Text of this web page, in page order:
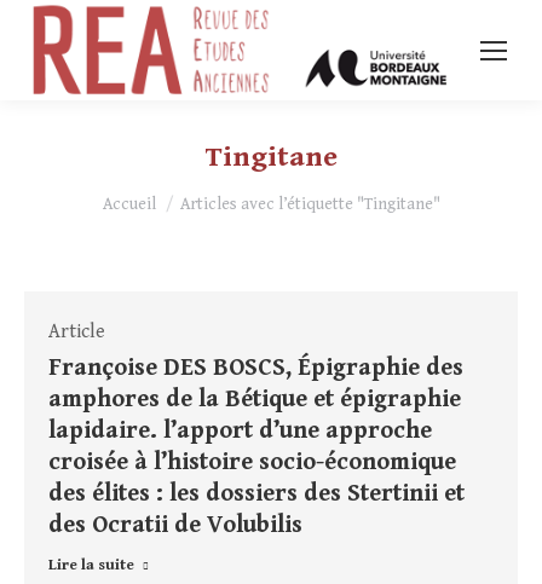
Tingitane
Vous êtes ici :
Accueil Articles avec l’étiquette "Tingitane"
Article
Françoise DES BOSCS, Épigraphie des
amphores de la Bétique et épigraphie
lapidaire. l’apport d’une approche
croisée à l’histoire socio-économique
des élites : les dossiers des Stertinii et
des Ocratii de Volubilis
Lire la suite